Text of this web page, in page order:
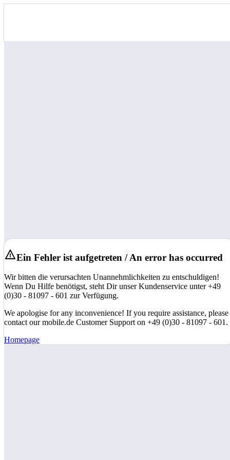
Ein Fehler ist aufgetreten / An error has occurred
Wir bitten die verursachten Unannehmlichkeiten zu entschuldigen!
Wenn Du Hilfe benötigst, steht Dir unser Kundenservice unter +49
(0)30 - 81097 - 601 zur Verfügung.
We apologise for any inconvenience! If you require assistance, please
contact our mobile.de Customer Support on +49 (0)30 - 81097 - 601.
Homepage